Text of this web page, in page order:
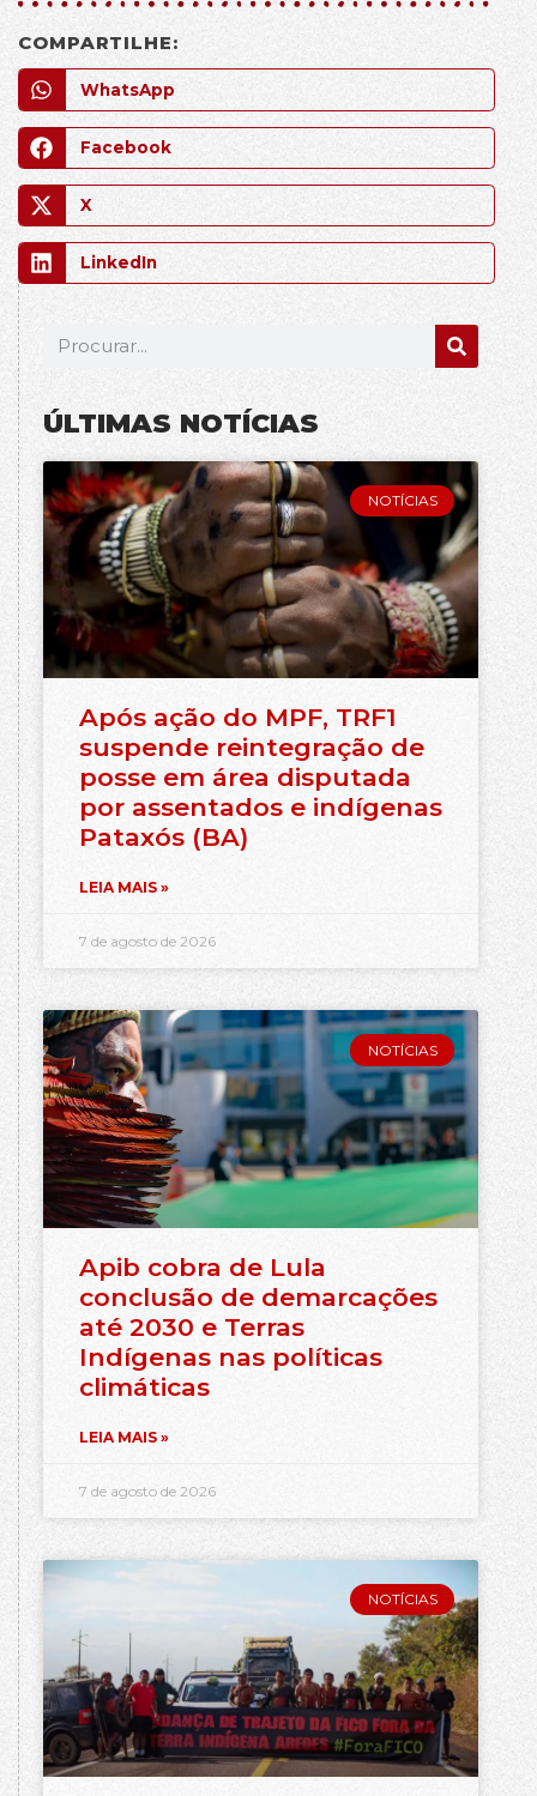
COMPARTILHE:
WhatsApp
Facebook
X
LinkedIn
ÚLTIMAS NOTÍCIAS
NOTÍCIAS
Após ação do MPF, TRF1
suspende reintegração de
posse em área disputada
por assentados e indígenas
Pataxós (BA)
LEIA MAIS »
7 de agosto de 2026
NOTÍCIAS
Apib cobra de Lula
conclusão de demarcações
até 2030 e Terras
Indígenas nas políticas
climáticas
LEIA MAIS »
7 de agosto de 2026
NOTÍCIAS